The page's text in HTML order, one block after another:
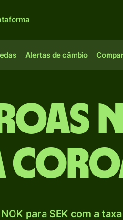
Alertas de câmbio
para SEK com a